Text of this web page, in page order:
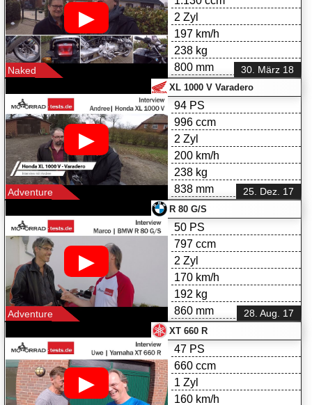
▶
30. März 18
Naked
2 Zyl
197 km/h
238 kg
800 mm
▶
XL 1000 V Varadero
25. Dez. 17
Adventure
94 PS
996 ccm
2 Zyl
200 km/h
238 kg
838 mm
▶
R 80 G/S
28. Aug. 17
Adventure
50 PS
797 ccm
2 Zyl
170 km/h
192 kg
860 mm
▶
XT 660 R
47 PS
660 ccm
1 Zyl
160 km/h